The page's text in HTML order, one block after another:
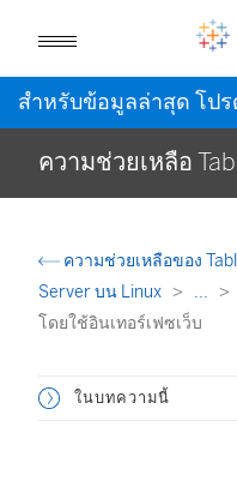
สำหรับข้อมูลล่าสุด โป
ความช่วยเหลือ
ความช่วยเหลือของ
Server บน Linux
...
โดยใช้อินเทอร์เฟซเว็บ
ในบทความนี้